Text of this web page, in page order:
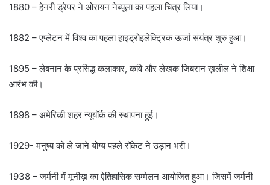
1880 – हेनरी ड्रेपर ने ओरायन नेब्यूला का पहला चित्र लिया।
1882 – एप्लेटन में विश्व का पहला हाइड्रोइलेक्ट्रिक ऊर्जा संयंत्र शुरु हुआ।
1895 – लेबनान के प्रसिद्ध कलाकार, कवि और लेखक जिबरान ख़लील ने शिक्षा
आरंभ की।
1898 – अमेरिकी शहर न्यूयॉर्क की स्थापना हुई।
1929- मनुष्य को ले जाने योग्य पहले रॉकेट ने उड़ान भरी।
1938 – जर्मनी में मूनीख़ का ऐतिहासिक सम्मेलन आयोजित हुआ। जिसमें जर्मनी